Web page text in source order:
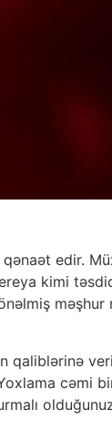
edir.
kimi
məşhur
qaliblərinə
cəmi